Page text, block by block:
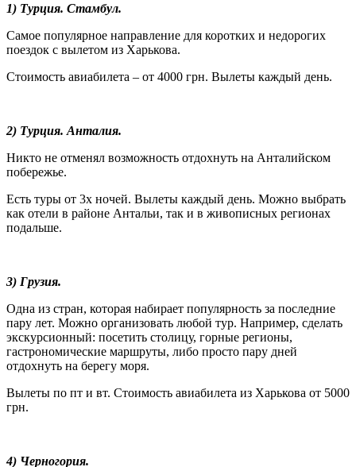
1) Турция. Стамбул.
Самое популярное направление для коротких и недорогих
поездок с вылетом из Харькова.
Стоимость авиабилета – от 4000 грн. Вылеты каждый день.
2) Турция. Анталия.
Никто не отменял возможность отдохнуть на Анталийском
побережье.
Есть туры от 3х ночей. Вылеты каждый день. Можно выбрать
как отели в районе Антальи, так и в живописных регионах
подальше.
3) Грузия.
Одна из стран, которая набирает популярность за последние
пару лет. Можно организовать любой тур. Например, сделать
экскурсионный: посетить столицу, горные регионы,
гастрономические маршруты, либо просто пару дней
отдохнуть на берегу моря.
Вылеты по пт и вт. Стоимость авиабилета из Харькова от 5000
грн.
4) Черногория.